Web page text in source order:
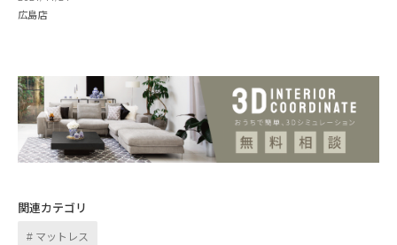
広島店
関連カテゴリ
マットレス